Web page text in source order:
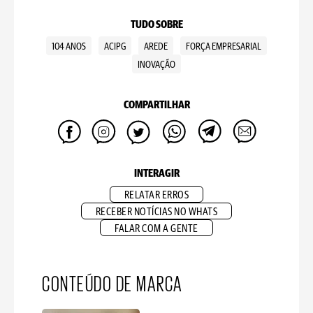
TUDO SOBRE
104 ANOS ACIPG AREDE
FORÇA EMPRESARIAL
INOVAÇÃO
COMPARTILHAR
INTERAGIR
RELATAR ERROS
RECEBER NOTÍCIAS NO WHATS
FALAR COM A GENTE
CONTEÚDO DE MARCA